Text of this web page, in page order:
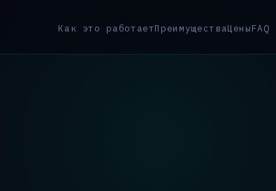
Как это работаетПреимуществаЦеныFAQ